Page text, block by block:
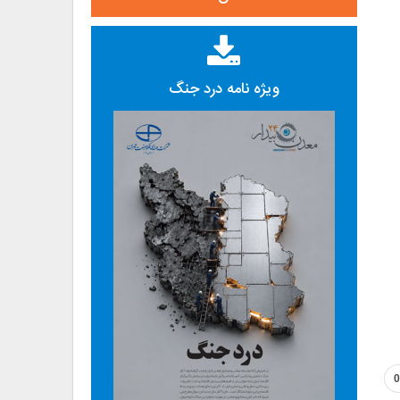
0
ویژه نامه درد جنگ